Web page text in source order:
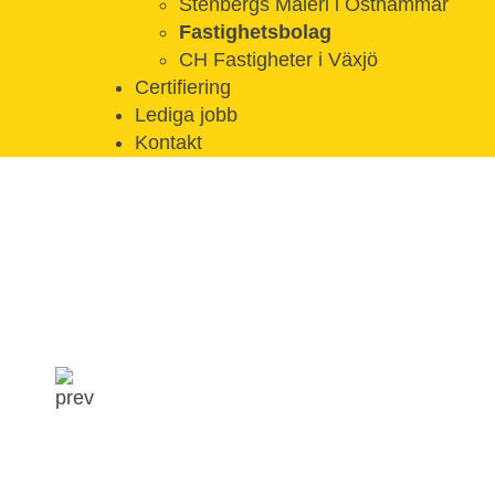
Stenbergs Måleri i Östhammar
Fastighetsbolag
CH Fastigheter i Växjö
Certifiering
Lediga jobb
Kontakt